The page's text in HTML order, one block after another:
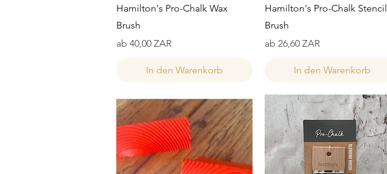
Schnellansicht
Hamilton's Pro-Chalk Wax
Brush
ab 40,00 ZAR
Sale-Preis
In den Warenkorb
Schnellansicht
Hamilton's Pro-Chalk Stencil
Brush
ab 26,60 ZAR
Sale-Preis
In den Warenkorb